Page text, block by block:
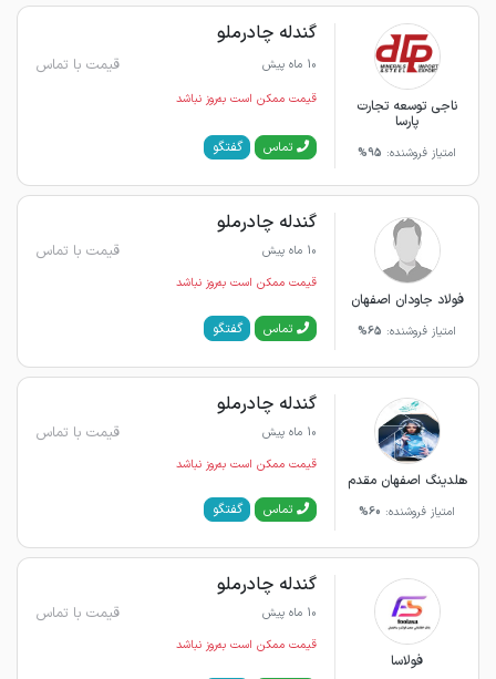
ناجی توسعه تجارت
پارسا
امتیاز فروشنده: 95%
گندله چادرملو
10 ماه پیش قیمت با تماس
قیمت ممکن است به‌روز نباشد
تماس گفتگو
فولاد جاودان اصفهان
امتیاز فروشنده: 65%
گندله چادرملو
10 ماه پیش قیمت با تماس
قیمت ممکن است به‌روز نباشد
تماس گفتگو
هلدینگ اصفهان مقدم
امتیاز فروشنده: 60%
گندله چادرملو
10 ماه پیش قیمت با تماس
قیمت ممکن است به‌روز نباشد
تماس گفتگو
فولاسا
گندله چادرملو
10 ماه پیش قیمت با تماس
قیمت ممکن است به‌روز نباشد